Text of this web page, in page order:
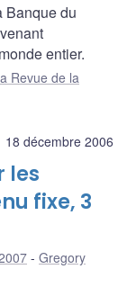
Banque du
entier.
Revue de la
18 décembre 2006
les
fixe, 3
Gregory